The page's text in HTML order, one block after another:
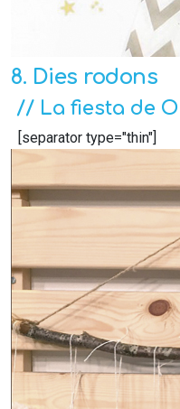
8. Dies rodons
// La fiesta de
[separator type="thin"]